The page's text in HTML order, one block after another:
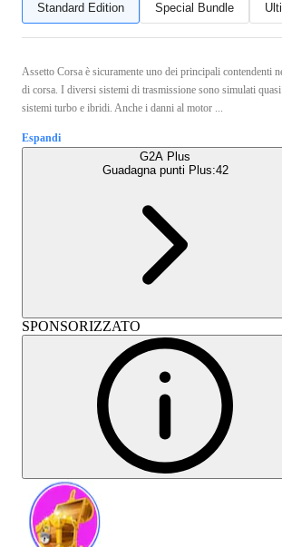
Standard Edition Special Bundle
Assetto Corsa è sicuramente uno dei principali contendenti
di corsa. I diversi sistemi di trasmissione sono simulati
sistemi turbo e ibridi. Anche i danni al motor ...
Espandi
G2A Plus
Guadagna punti Plus:42
SPONSORIZZATO